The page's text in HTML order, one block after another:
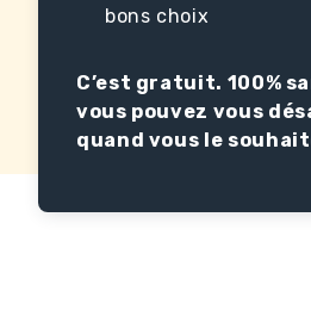
bons choix
C’est gratuit. 100%
vous pouvez vous
quand vous le